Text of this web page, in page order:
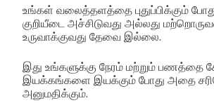
உங்கள் வலைத்தளத்தை புதுப்பிக்கும்
குறியீடை அச்சிடுவது அல்லது
உருவாக்குவது தேவை இல்லை.
இது உங்களுக்கு நேரம் மற்றும் பணத்தை
இயக்கங்களை இயக்கும் போது அதை
அனுமதிக்கும்.